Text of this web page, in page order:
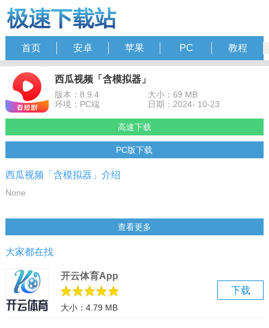
首页 安卓 苹果 PC 教程
西瓜视频「含模拟器」
版本：8.9.4
大小：69 MB
环境：PC端
日期：2024- 10-23
高速下载
PC版下载
西瓜视频「含模拟器」介绍
None
查看更多
大家都在找
下载
开云体育App
大小：4.79 MB